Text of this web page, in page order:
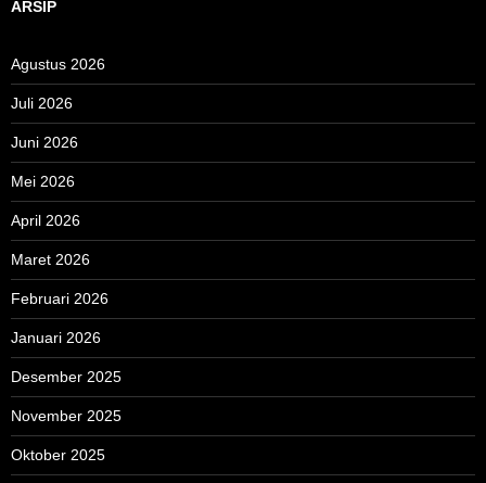
ARSIP
Agustus 2026
Juli 2026
Juni 2026
Mei 2026
April 2026
Maret 2026
Februari 2026
Januari 2026
Desember 2025
November 2025
Oktober 2025